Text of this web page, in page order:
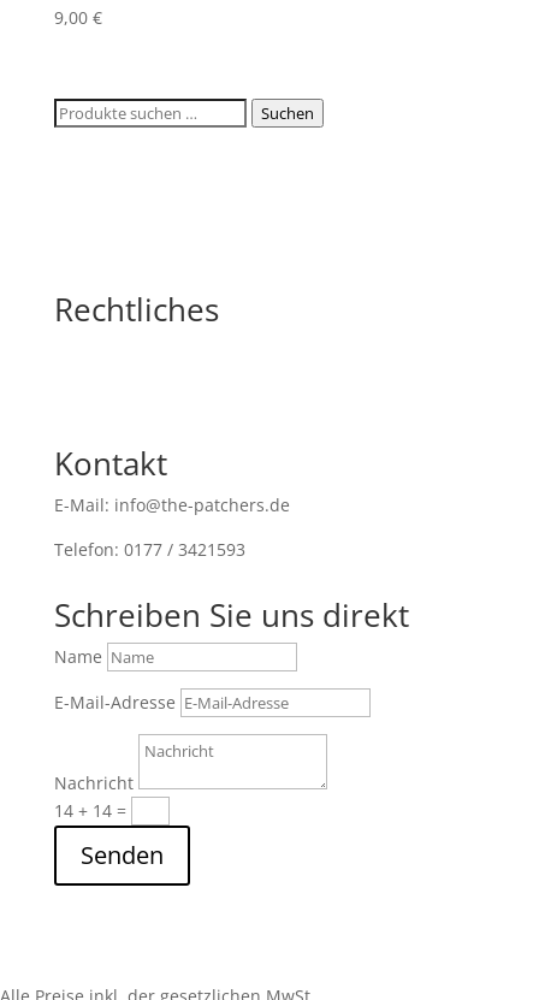
9,00 €
Suchen
Suchen
Rechtliches
Kontakt
E-Mail: info@the-patchers.de
Telefon: 0177 / 3421593
Schreiben Sie uns direkt
Name
E-Mail-Adresse
Nachricht
14 + 14=
Senden
Alle Preise inkl. der gesetzlichen MwSt.